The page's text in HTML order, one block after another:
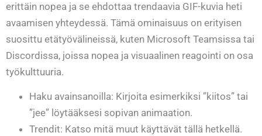
erittäin nopea ja se ehdottaa trendaavia GIF-kuvia heti
avaamisen yhteydessä. Tämä ominaisuus on erityisen
suosittu etätyövälineissä, kuten Microsoft Teamsissa tai
Discordissa, joissa nopea ja visuaalinen reagointi on osa
työkulttuuria.
Haku avainsanoilla: Kirjoita esimerkiksi ”kiitos” tai
”jee” löytääksesi sopivan animaation.
Trendit: Katso mitä muut käyttävät tällä hetkellä.